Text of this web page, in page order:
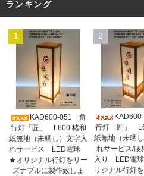
ランキング
1
KAD600-051 角
行灯「匠」 L600 楮和
紙無地（未晒し）文字入
れサービス LED電球
★オリジナル行灯をリー
ズナブルに製作致しま
2
行灯「匠」
紙無地（未晒
れサービス/腰
入り LED電
リジナル行灯